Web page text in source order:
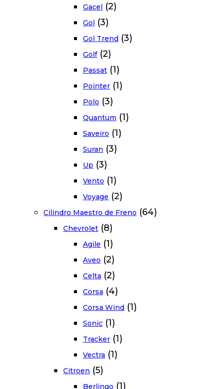
Gacel (2)
Gol (3)
Gol Trend (3)
Golf (2)
Passat (1)
Pointer (1)
Polo (3)
Quantum (1)
Saveiro (1)
Suran (3)
Up (3)
Vento (1)
Voyage (2)
Cilindro Maestro de Freno (64)
Chevrolet (8)
Agile (1)
Aveo (2)
Celta (2)
Corsa (4)
Corsa Wind (1)
Sonic (1)
Tracker (1)
Vectra (1)
Citroen (5)
Berlingo (1)